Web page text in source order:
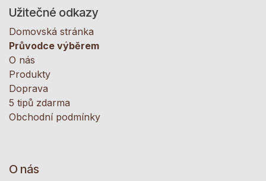
Užitečné odkazy
Domovská stránka
Průvodce výběrem
O nás
Produkty
Doprava
5 tipů zdarma
Obchodní podmínky
O nás